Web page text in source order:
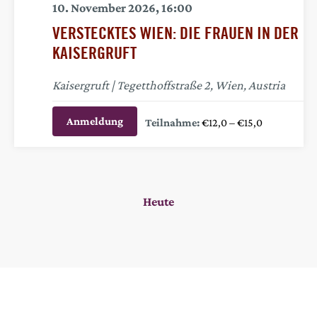
VERSTECKTES WIEN: DIE FRAUEN IN DER
KAISERGRUFT
10. November 2026, 16:00
Kaisergruft Tegetthoffstraße 2, Wien, Austria
Anmeldung €12,0 – €15,0
Heute